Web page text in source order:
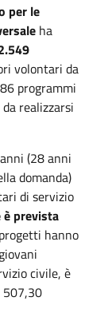
per le
ha
volontari da
programmi
realizzarsi
(28 anni
domanda)
di servizio
è prevista
hanno
civile, è
507,30